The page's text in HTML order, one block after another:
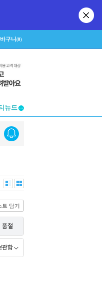
구니(0)
뉴드
뉴드
트 담기
품절
관함